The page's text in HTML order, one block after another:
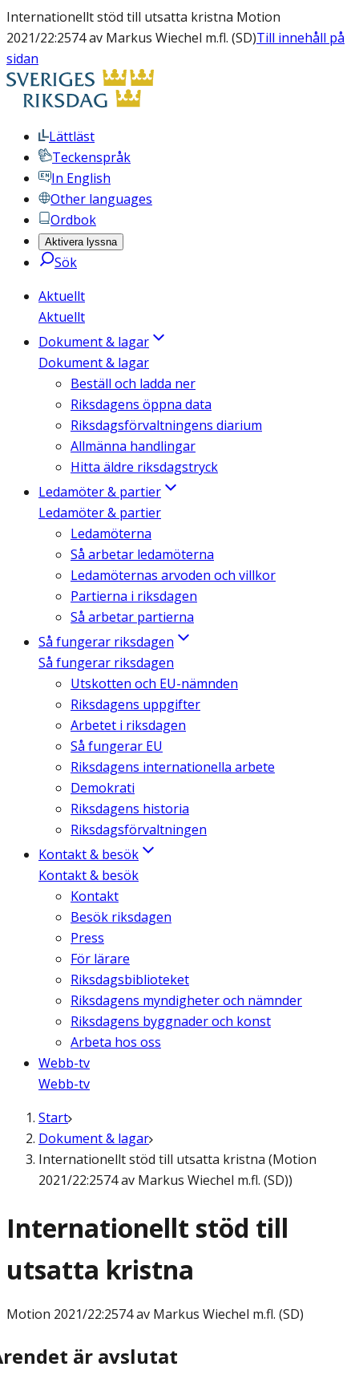
Internationellt stöd till utsatta kristna Motion
2021/22:2574 av Markus Wiechel m.fl. (SD)Till innehåll på
sidan
Lättläst
Teckenspråk
In English
Other languages
Ordbok
Aktivera lyssna
Sök
Aktuellt
Aktuellt
Dokument & lagar
Dokument & lagar
Beställ och ladda ner
Riksdagens öppna data
Riksdagsförvaltningens diarium
Allmänna handlingar
Hitta äldre riksdagstryck
Ledamöter & partier
Ledamöter & partier
Ledamöterna
Så arbetar ledamöterna
Ledamöternas arvoden och villkor
Partierna i riksdagen
Så arbetar partierna
Så fungerar riksdagen
Så fungerar riksdagen
Utskotten och EU-nämnden
Riksdagens uppgifter
Arbetet i riksdagen
Så fungerar EU
Riksdagens internationella arbete
Demokrati
Riksdagens historia
Riksdagsförvaltningen
Kontakt & besök
Kontakt & besök
Kontakt
Besök riksdagen
Press
För lärare
Riksdagsbiblioteket
Riksdagens myndigheter och nämnder
Riksdagens byggnader och konst
Arbeta hos oss
Webb-tv
Webb-tv
Start
Dokument & lagar
Internationellt stöd till utsatta kristna (Motion
2021/22:2574 av Markus Wiechel m.fl. (SD))
Internationellt stöd till
utsatta kristna
Motion 2021/22:2574 av Markus Wiechel m.fl. (SD)
är avslutat